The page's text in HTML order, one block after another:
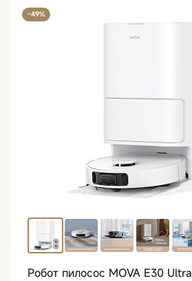
-49%
Робот пилосос MOVA E30 Ultra